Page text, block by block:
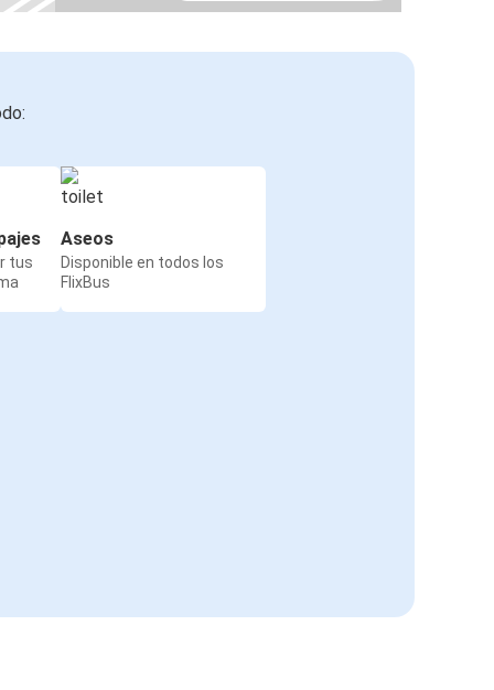
tus
Aseos
Disponible en todos los
FlixBus